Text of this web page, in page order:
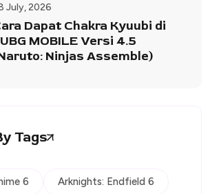
July, 2026
Dapat Chakra Kyuubi di
MOBILE Versi 4.5
Ninjas Assemble)
Tags
6 Arknights: Endfield 6